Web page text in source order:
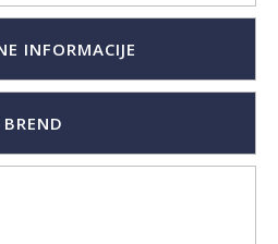
INFORMACIJE
BREND